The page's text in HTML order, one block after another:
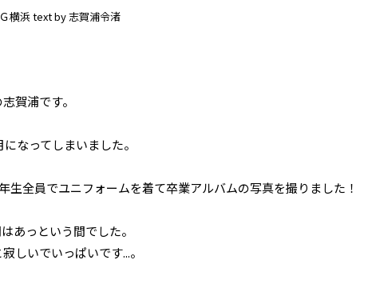
横浜 text by 志賀浦令渚
賀浦です。
なってしまいました。
生全員でユニフォームを着て卒業アルバムの写真を撮りました！
あっという間でした。
しいでいっぱいです...。